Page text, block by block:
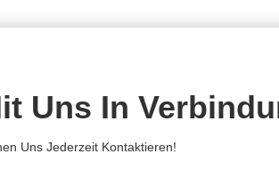
Uns In
Uns Jederzeit Kontaktieren!